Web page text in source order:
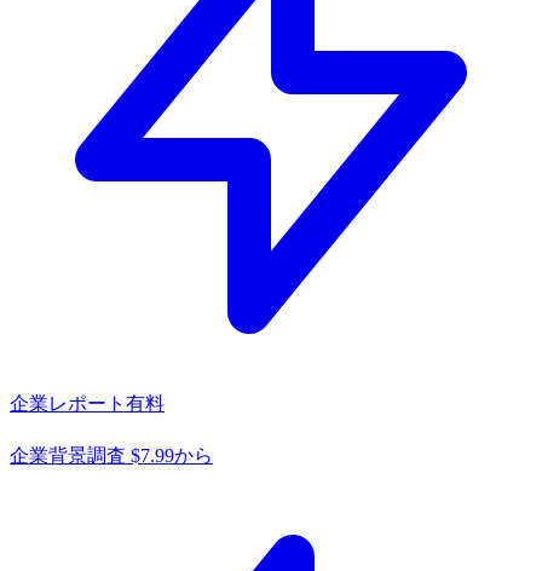
企業レポート 有料
企業背景調査 $7.99から